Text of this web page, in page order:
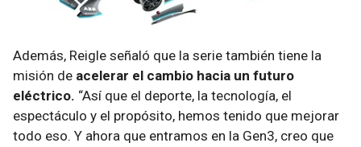
Además, Reigle señaló que la serie también tiene la
misión de acelerar el cambio hacia un futuro
eléctrico. “Así que el deporte, la tecnología, el
espectáculo y el propósito, hemos tenido que mejorar
todo eso. Y ahora que entramos en la Gen3, creo que